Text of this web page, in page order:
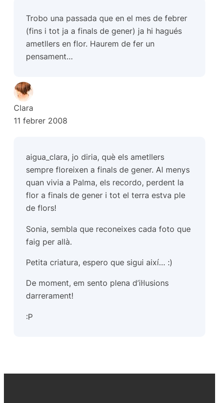
Trobo una passada que en el mes de febrer
(fins i tot ja a finals de gener) ja hi hagués
ametllers en flor. Haurem de fer un
pensament…
Clara
11 febrer 2008
aigua_clara, jo diria, què els ametllers
sempre floreixen a finals de gener. Al menys
quan vivia a Palma, els recordo, perdent la
flor a finals de gener i tot el terra estva ple
de flors!
Sonia, sembla que reconeixes cada foto que
faig per allà.
Petita criatura, espero que sigui així… :)
De moment, em sento plena d’il·lusions
darrerament!
:P